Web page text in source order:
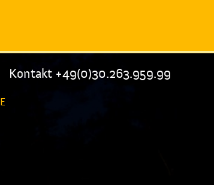
Kontakt +49(0)30.263.959.99